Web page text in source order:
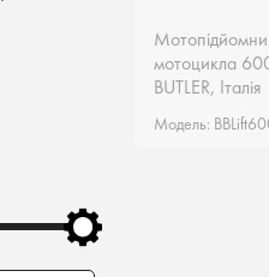
мотоцикла
BUTLER, Італія
Модель:
мотоцикла
BUTLER, Італія
Модель: